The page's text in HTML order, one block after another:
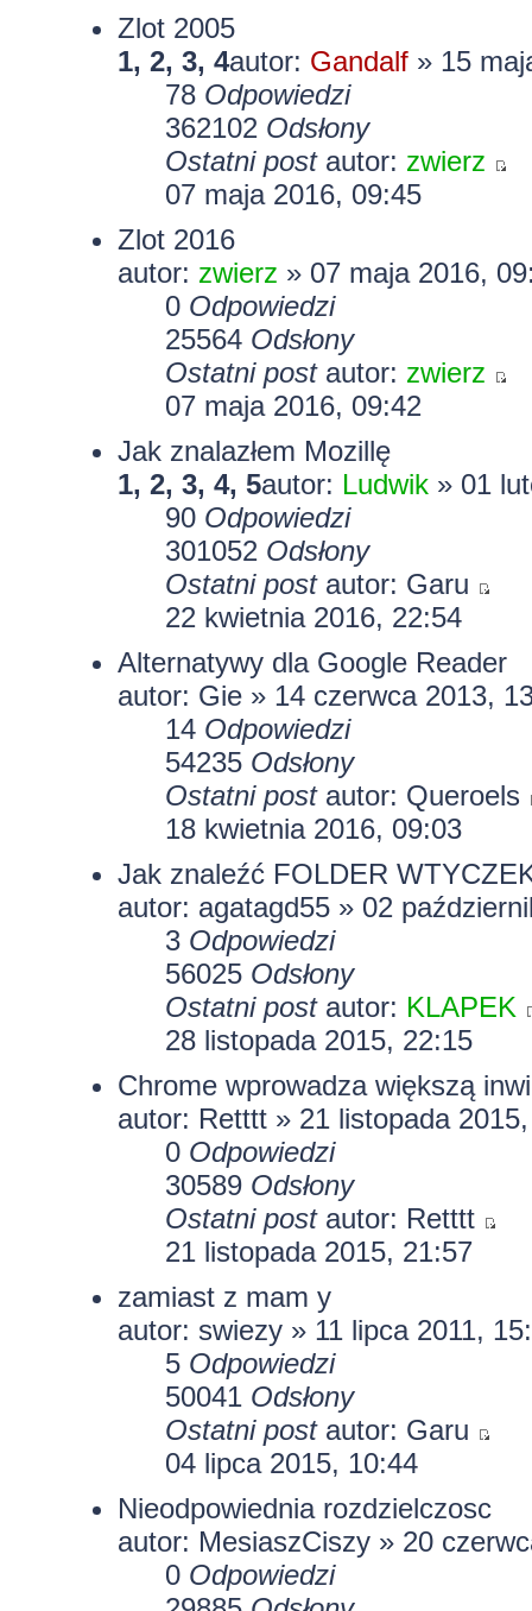
Zlot 2005
1, 2, 3, 4autor: Gandalf» 15
78 Odpowiedzi
362102 Odsłony
Ostatni post autor: zwierz
07 maja 2016, 09:45
Zlot 2016
autor: zwierz » 07 maja 2016,
0 Odpowiedzi
25564 Odsłony
Ostatni post autor: zwierz
07 maja 2016, 09:42
Jak znalazłem Mozillę
1, 2, 3, 4, 5autor: Ludwik» 01
90 Odpowiedzi
301052 Odsłony
Ostatni post autor: Garu
22 kwietnia 2016, 22:54
Alternatywy dla Google Reader
autor: Gie» 14 czerwca 2013,
14 Odpowiedzi
54235 Odsłony
Ostatni post autor: Queroels
18 kwietnia 2016, 09:03
Jak znaleźć FOLDER
autor: agatagd55» 02
3 Odpowiedzi
56025 Odsłony
Ostatni post autor: KLAPEK
28 listopada 2015, 22:15
Chrome wprowadza większą
autor: Retttt » 21 listopada
0 Odpowiedzi
30589 Odsłony
Ostatni post autor: Retttt
21 listopada 2015, 21:57
zamiast z mam y
autor: swiezy » 11 lipca 2011,
5 Odpowiedzi
50041 Odsłony
Ostatni post autor: Garu
04 lipca 2015, 10:44
Nieodpowiednia rozdzielczosc
autor: MesiaszCiszy» 20
0 Odpowiedzi